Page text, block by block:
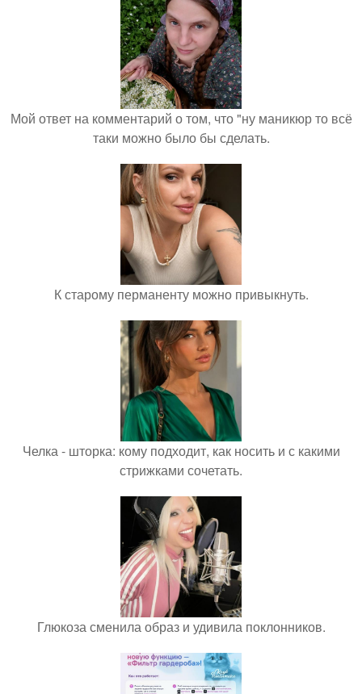
Мой ответ на комментарий о том, что "ну маникюр то всё
таки можно было бы сделать.
К старому перманенту можно привыкнуть.
Челка - шторка: кому подходит, как носить и с какими
стрижками сочетать.
Глюкоза сменила образ и удивила поклонников.